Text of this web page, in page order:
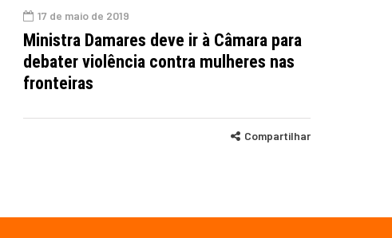
17 de maio de 2019
Ministra Damares deve ir à Câmara para
debater violência contra mulheres nas
fronteiras
Compartilhar